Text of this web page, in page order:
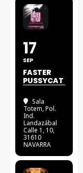
17
SEP
FASTER
PUSSYCAT
Sala
Totem, Pol.
Ind.
Landazábal
Calle 1, 10,
31610
NAVARRA